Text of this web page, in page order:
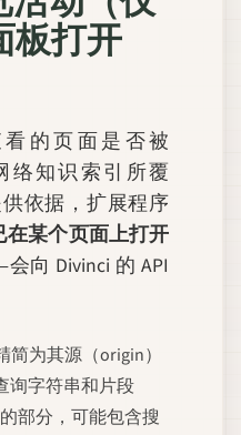
板打开
的页面是否被
络知识索引所覆
依据，扩展程序
某个页面上打开
向 Divinci 的 API
简为其源（origin）
询字符串和片段
部分，可能包含搜